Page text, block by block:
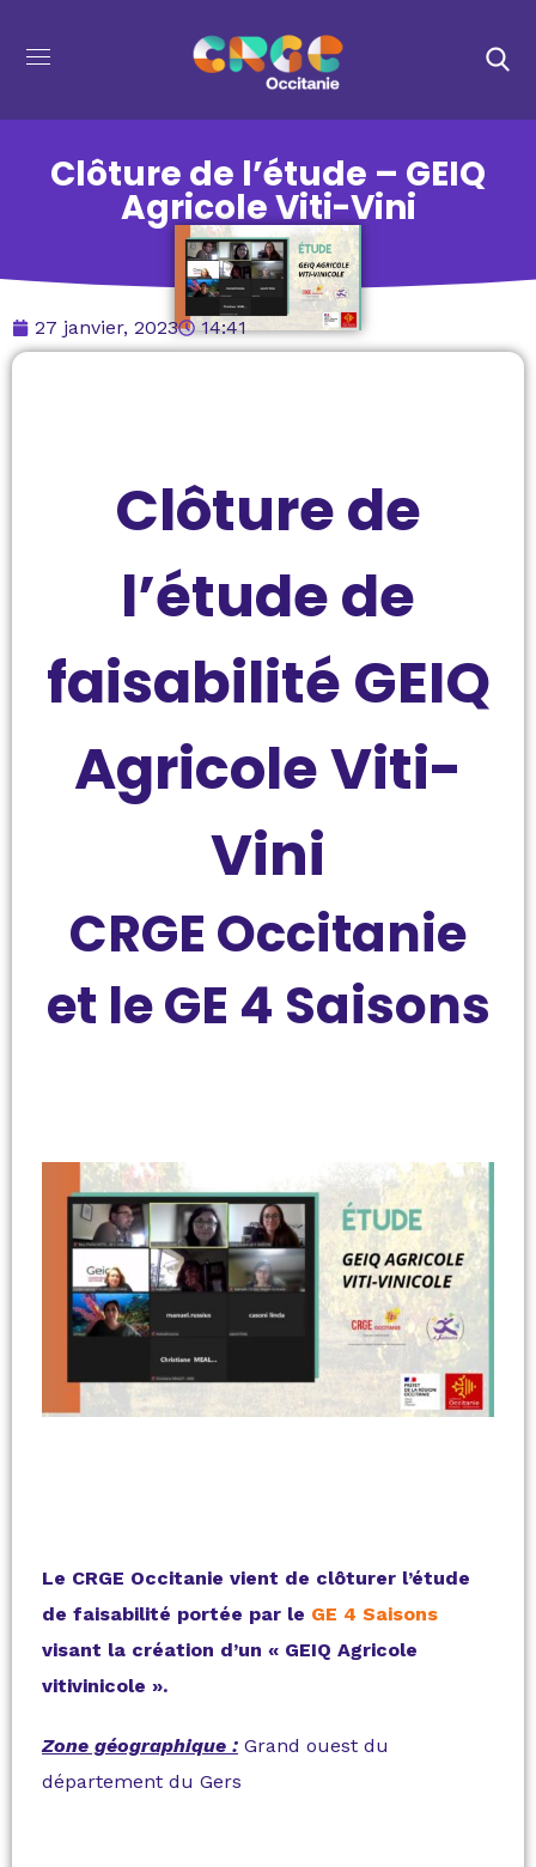
Clôture de l’étude – GEIQ
Agricole Viti-Vini
27 janvier, 2023 14:41
Clôture de
l’étude de
faisabilité GEIQ
Agricole Viti-
Vini
CRGE Occitanie
et le GE 4 Saisons
Le CRGE Occitanie vient de clôturer l’étude
de faisabilité portée par le GE 4 Saisons
visant la création d’un « GEIQ Agricole
vitivinicole ».
Zone géographique : Grand ouest du
département du Gers